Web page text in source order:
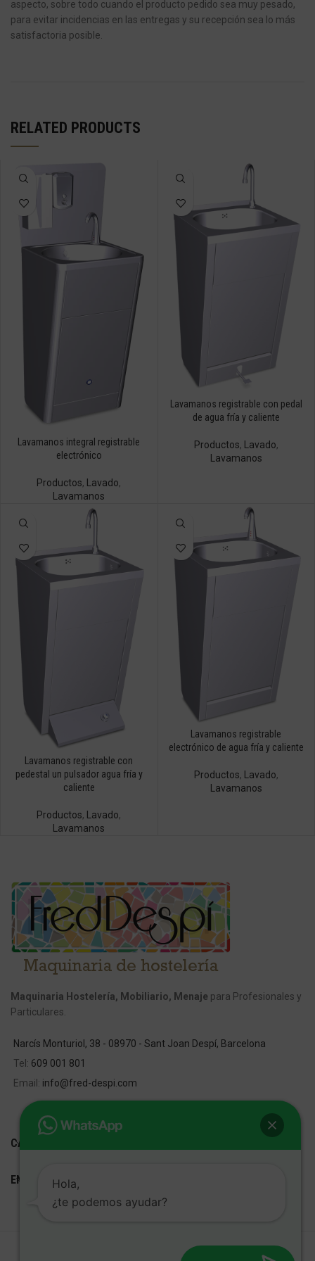
aspecto, sobre todo cuando el producto pedido sea muy pesado,
para evitar incidencias en las entregas y su recepción sea lo más
satisfactoria posible.
RELATED PRODUCTS
Lavamanos integral registrable
electrónico
Productos, Lavado,
Lavamanos
Lavamanos registrable con pedal
de agua fría y caliente
Productos, Lavado,
Lavamanos
Lavamanos registrable con
pedestal un pulsador agua fría y
caliente
Productos, Lavado,
Lavamanos
Lavamanos registrable
electrónico de agua fría y caliente
Productos, Lavado,
Lavamanos
Maquinaria Hostelería, Mobiliario, Menaje para Profesionales y
Particulares.
Narcís Monturiol, 38 - 08970 - Sant Joan Despí, Barcelona
Tel: 609 001 801
Email: info@fred-despi.com
CATEGORIAS
ENLACES ÚTILES
Hola,
¿te podemos ayudar?